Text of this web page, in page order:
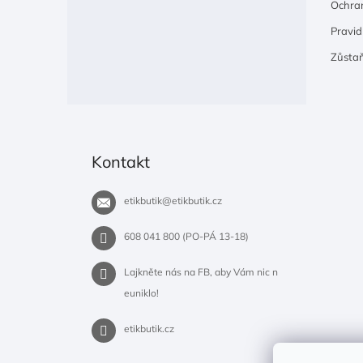
Kontakt
etikbutik@etikbutik.cz
608 041 800 (PO-PÁ 13-18)
Lajkněte nás na FB, aby Vám nic n
euniklo!
etikbutik.cz